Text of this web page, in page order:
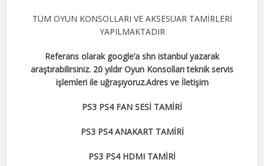
TÜM OYUN KONSOLLARI VE AKSESUAR TAMİRLERİ
YAPILMAKTADIR
Referans olarak google’a shn istanbul yazarak
araştırabilirsiniz. 20 yıldır Oyun Konsolları teknik servis
işlemleri ile uğraşıyoruz.Adres ve İletişim
PS3 PS4 FAN SESİ TAMİRİ
PS3 PS4 ANAKART TAMİRİ
PS3 PS4 HDMI TAMİRİ